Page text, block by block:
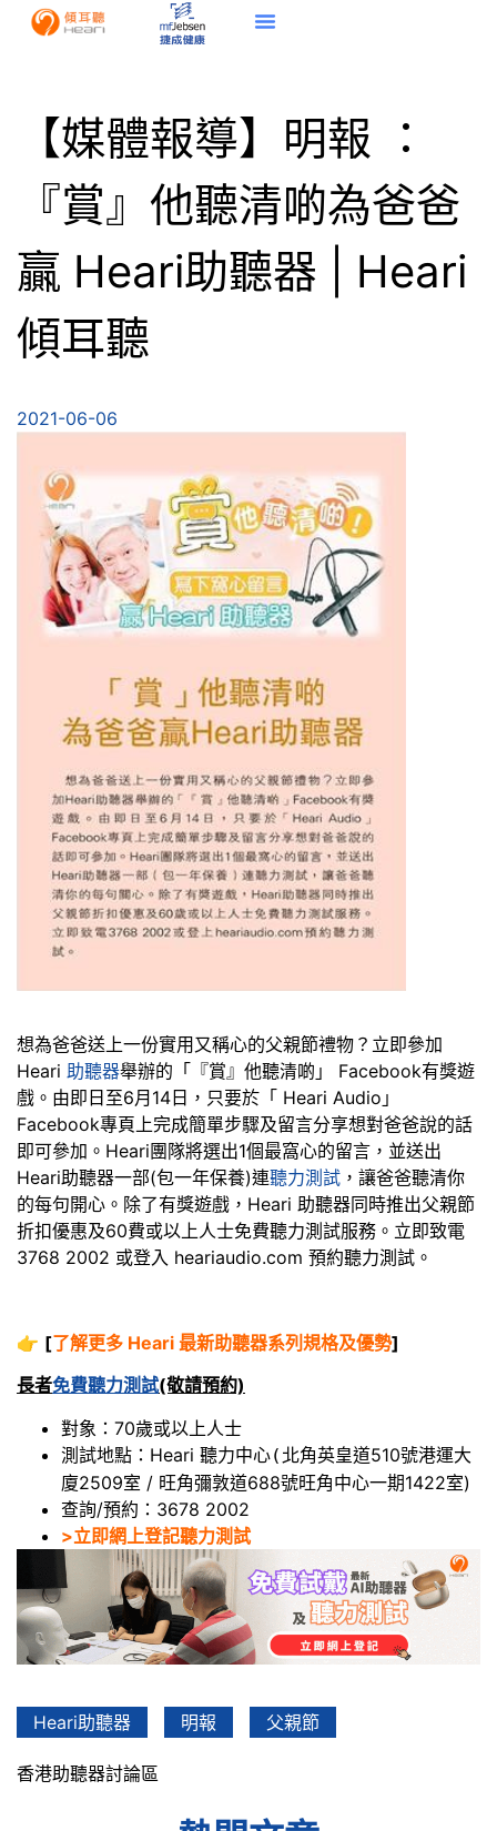
【媒體報導】明報 ：
『賞』他聽清啲為爸爸
贏 Heari助聽器 | Heari
傾耳聽
2021-06-06
想為爸爸送上一份實用又稱心的父親節禮物？立即參加
Heari 助聽器舉辦的「『賞』他聽清啲」 Facebook有獎遊
戲。由即日至6月14日，只要於「 Heari Audio」
Facebook專頁上完成簡單步驟及留言分享想對爸爸說的話
即可參加。Heari團隊將選出1個最窩心的留言，並送出
Heari助聽器一部(包一年保養)連聽力測試 ，讓爸爸聽清你
的每句開心。除了有獎遊戲，Heari 助聽器同時推出父親節
折扣優惠及60費或以上人士免費聽力測試服務。立即致電
3768 2002 或登入 heariaudio.com 預約聽力測試。
👉 [了解更多 Heari 最新助聽器系列規格及優勢]
長者免費聽力測試(敬請預約)
對象：70歲或以上人士
測試地點：Heari 聽力中心( 北角英皇道510號港運大
廈2509室 / 旺角彌敦道688號旺角中心一期1422室)
查詢/預約：3678 2002
>立即網上登記聽力測試
Heari助聽器 明報 父親節
香港助聽器討論區